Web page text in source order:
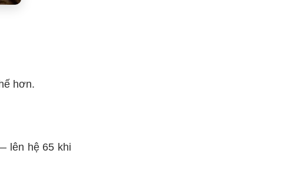
hơn.
lên hệ 65 khi